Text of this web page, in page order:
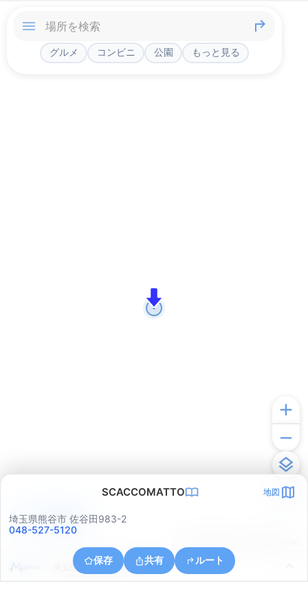
グルメ コンビニ 公園 もっと見る
SCACCOMATTO 地図
埼玉県熊谷市 佐谷田983-2
048-527-5120
保存 共有 ルート
埼玉県行田市持田３丁目１３
アプリで見る